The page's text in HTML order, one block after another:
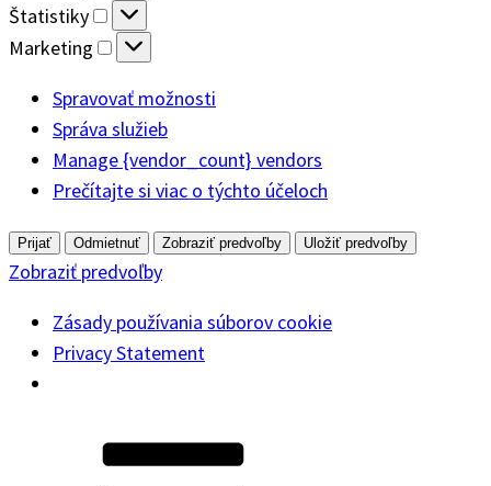
Štatistiky
Štatistiky
Marketing
Marketing
Spravovať možnosti
Správa služieb
Manage {vendor_count} vendors
Prečítajte si viac o týchto účeloch
Prijať Odmietnuť Zobraziť predvoľby Uložiť predvoľby
Zobraziť predvoľby
Zásady používania súborov cookie
Privacy Statement